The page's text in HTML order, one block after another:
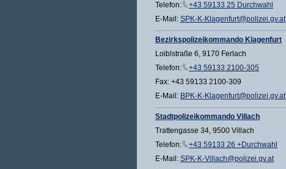
Telefon:
+43 59133 25 Durchwahl
E-Mail: SPK-K-Klagenfurt@polizei.gv.at
Bezirkspolizeikommando Klagenfurt
Loiblstraße 6, 9170 Ferlach
Telefon:
+43 59133 2100-305
Fax: +43 59133 2100-309
E-Mail: BPK-K-Klagenfurt@polizei.gv.at
Stadtpolizeikommando Villach
Trattengasse 34, 9500 Villach
Telefon:
+43 59133 26 +Durchwahl
E-Mail: SPK-K-Villach@polizei.gv.at